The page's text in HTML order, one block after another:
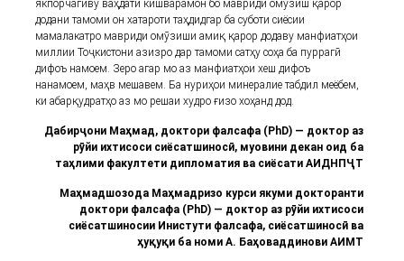
якпорчагиву ваҳдати кишварамон бо мавриди омӯзиш қарор
додани тамоми он хатароти таҳдидгар ба суботи сиёсии
мамалакатро мавриди омӯзиши амиқ қарор додаву манфиатҳои
миллии Тоҷкистони азизро дар тамоми сатҳу соҳа ба пуррагӣ
дифоъ намоем. Зеро агар мо аз манфиатҳои хеш дифоъ
нанамоем, маҳв мешавем. Ба нуриҳои минералие табдил меёбем,
ки абарқудратҳо аз мо решаи худро ғизо хоҳанд дод.
Дабирҷони Маҳмад, доктори фалсафа (PhD) — доктор аз
рӯйи ихтисоси сиёсатшиносӣ, муовини декан оид ба
таҳлими факултети дипломатия ва сиёсати АИДНПҶТ
Маҳмадшозода Маҳмадризо курси якуми докторанти
доктори фалсафа (PhD) — доктор аз рӯйи ихтисоси
сиёсатшиносии Инистути фалсафа, сиёсатшиносӣ ва
ҳуқуқи ба номи А. Баҳоваддинови АИМТ